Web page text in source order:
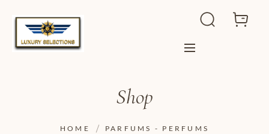
Shop
HOME
PARFUMS - PERFUMS